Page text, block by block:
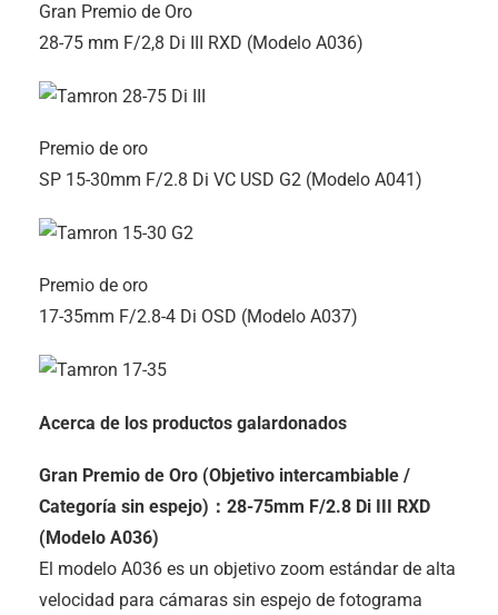
Gran Premio de Oro
28-75 mm F/2,8 Di III RXD (Modelo A036)
Premio de oro
SP 15-30mm F/2.8 Di VC USD G2 (Modelo A041)
Premio de oro
17-35mm F/2.8-4 Di OSD (Modelo A037)
Acerca de los productos galardonados
Gran Premio de Oro (Objetivo intercambiable /
Categoría sin espejo)：28-75mm F/2.8 Di III RXD
(Modelo A036)
El modelo A036 es un objetivo zoom estándar de alta
velocidad para cámaras sin espejo de fotograma